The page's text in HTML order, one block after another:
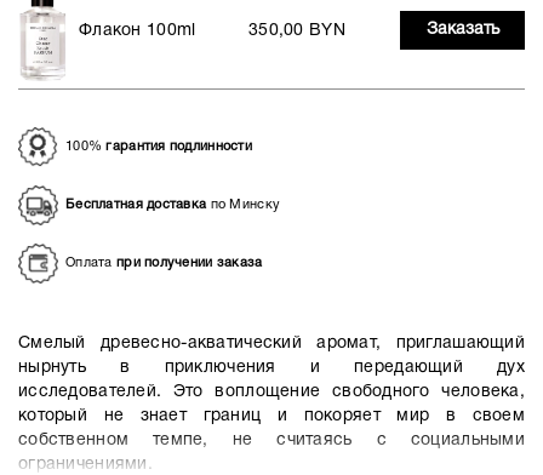
Флакон 100ml 350,00 BYN Заказать
100%гарантия подлинности
Бесплатная доставкапо Минску
Оплата при получении заказа
Смелый древесно-акватический аромат, приглашающий
нырнуть в приключения и передающий дух
исследователей. Это воплощение свободного человека,
который не знает границ и покоряет мир в своем
собственном темпе, не считаясь с социальными
ограничениями.